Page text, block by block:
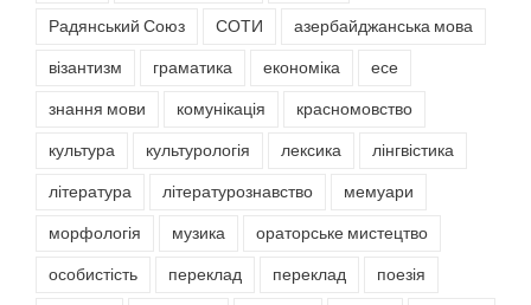
Радянський Союз СОТИ азербайджанська мова
візантизм граматика економіка есе
знання мови комунікація красномовство
культура культурологія лексика лінгвістика
література літературознавство мемуари
морфологія музика ораторське мистецтво
особистість переклад переклад поезія